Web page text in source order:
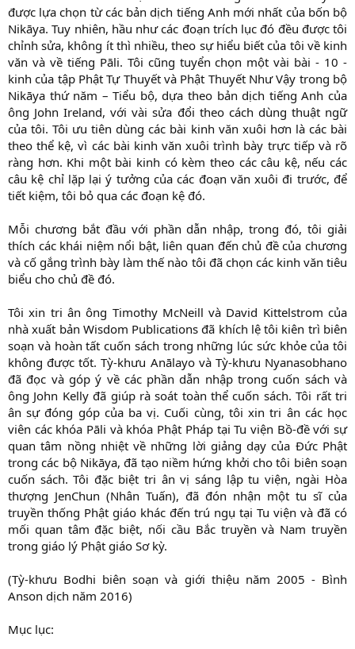
được lựa chọn từ các bản dịch tiếng Anh mới nhất của bốn bộ
Nikāya. Tuy nhiên, hầu như các đoạn trích lục đó đều được tôi
chỉnh sửa, không ít thì nhiều, theo sự hiểu biết của tôi về kinh
văn và về tiếng Pāli. Tôi cũng tuyển chọn một vài bài - 10 -
kinh của tập Phật Tự Thuyết và Phật Thuyết Như Vậy trong bộ
Nikāya thứ năm – Tiểu bộ, dựa theo bản dịch tiếng Anh của
ông John Ireland, với vài sửa đổi theo cách dùng thuật ngữ
của tôi. Tôi ưu tiên dùng các bài kinh văn xuôi hơn là các bài
theo thể kệ, vì các bài kinh văn xuôi trình bày trực tiếp và rõ
ràng hơn. Khi một bài kinh có kèm theo các câu kệ, nếu các
câu kệ chỉ lặp lại ý tưởng của các đoạn văn xuôi đi trước, để
tiết kiệm, tôi bỏ qua các đoạn kệ đó.
Mỗi chương bắt đầu với phần dẫn nhập, trong đó, tôi giải
thích các khái niệm nổi bật, liên quan đến chủ đề của chương
và cố gắng trình bày làm thế nào tôi đã chọn các kinh văn tiêu
biểu cho chủ đề đó.
Tôi xin tri ân ông Timothy McNeill và David Kittelstrom của
nhà xuất bản Wisdom Publications đã khích lệ tôi kiên trì biên
soạn và hoàn tất cuốn sách trong những lúc sức khỏe của tôi
không được tốt. Tỳ-khưu Anālayo và Tỳ-khưu Nyanasobhano
đã đọc và góp ý về các phần dẫn nhập trong cuốn sách và
ông John Kelly đã giúp rà soát toàn thể cuốn sách. Tôi rất tri
ân sự đóng góp của ba vị. Cuối cùng, tôi xin tri ân các học
viên các khóa Pāli và khóa Phật Pháp tại Tu viện Bồ-đề với sự
quan tâm nồng nhiệt về những lời giảng dạy của Đức Phật
trong các bộ Nikāya, đã tạo niềm hứng khởi cho tôi biên soạn
cuốn sách. Tôi đặc biệt tri ân vị sáng lập tu viện, ngài Hòa
thượng JenChun (Nhân Tuấn), đã đón nhận một tu sĩ của
truyền thống Phật giáo khác đến trú ngụ tại Tu viện và đã có
mối quan tâm đặc biệt, nối cầu Bắc truyền và Nam truyền
trong giáo lý Phật giáo Sơ kỳ.
(Tỳ-khưu Bodhi biên soạn và giới thiệu năm 2005 - Bình
Anson dịch năm 2016)
Mục lục: